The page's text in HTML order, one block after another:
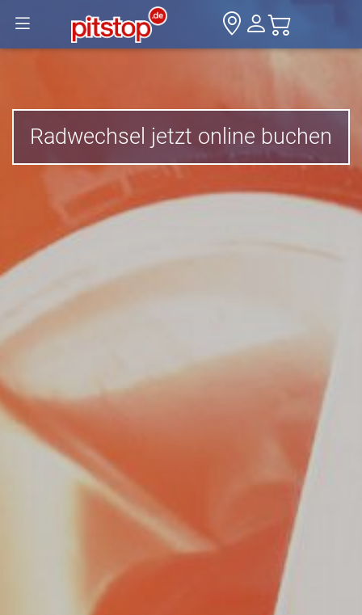
Radwechsel jetzt online buchen